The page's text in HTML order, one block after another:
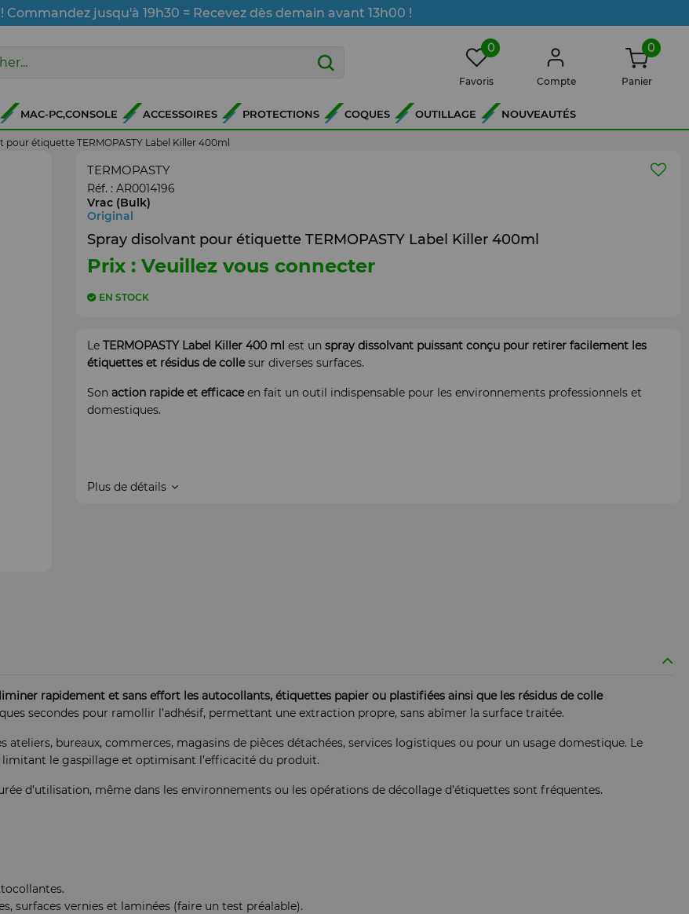
jusqu'à 19h30 = Recevez dès demain avant 13h00 !
0
Favoris Compte
0
Panier
MAC-PC,CONSOLE ACCESSOIRES PROTECTIONS COQUES OUTILLAGE NOUVEAUTÉS
pour étiquette TERMOPASTY Label Killer 400ml
TERMOPASTY
Réf. : AR0014196
Vrac (Bulk)
Original
Spray disolvant pour étiquette TERMOPASTY Label Killer 400ml
Prix : Veuillez vous connecter
EN STOCK
Le TERMOPASTY Label Killer 400 ml est un spray dissolvant puissant conçu pour retirer facilement les
étiquettes et résidus de collesur diverses surfaces.
Son action rapide et efficaceen fait un outil indispensable pour les environnements professionnels et
domestiques.
Plus de détails
rapidement et sans effort les autocollants, étiquettes papier ou plastifiées ainsi que les résidus de colle
secondes pour ramollir l’adhésif, permettant une extraction propre, sans abîmer la surface traitée.
ateliers, bureaux, commerces, magasins de pièces détachées, services logistiques ou pour un usage domestique. Le
le gaspillage et optimisant l’efficacité du produit.
d’utilisation, même dans les environnements ou les opérations de décollage d’étiquettes sont fréquentes.
surfaces vernies et laminées (faire un test préalable).